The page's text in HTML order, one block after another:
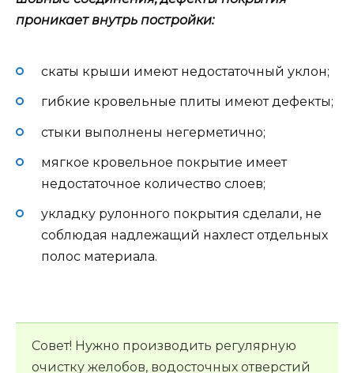
проникает внутрь постройки:
скаты крыши имеют недостаточный уклон;
гибкие кровельные плиты имеют дефекты;
стыки выполнены негерметично;
мягкое кровельное покрытие имеет
недостаточное количество слоев;
укладку рулонного покрытия сделали, не
соблюдая надлежащий нахлест отдельных
полос материала.
Совет! Нужно производить регулярную
очистку желобов, водосточных отверстий